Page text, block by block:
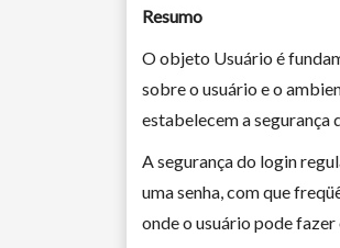
Resumo
O objeto Usuário é
sobre o usuário e o
estabelecem a segurança
A segurança do login
uma senha, com que
onde o usuário pode fazer